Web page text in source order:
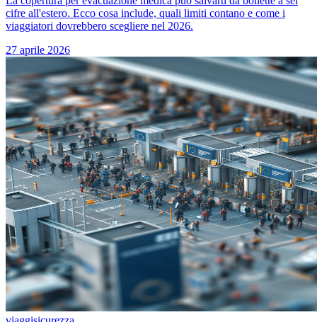
cifre all'estero. Ecco cosa include, quali limiti contano e come i
viaggiatori dovrebbero scegliere nel 2026.
27 aprile 2026